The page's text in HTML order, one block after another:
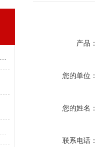
产品：
您的单位：
您的姓名：
联系电话：